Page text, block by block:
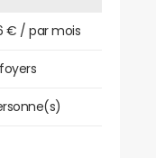
€ / par mois
foyers